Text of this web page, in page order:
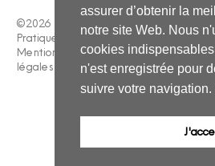
©2026 La
Pratique –
Mentions
légales
assurer d’obtenir la
notre site Web. Nous
cookies
n'est enregistrée pour
suivre votre navigation.